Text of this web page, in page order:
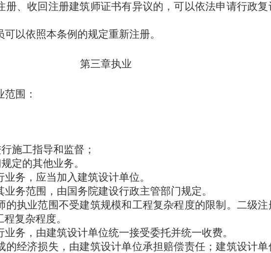
册、收回注册建筑师证书有异议的，可以依法申请行政
以依照本条例的规定重新注册。
第三章执业
围：
施工指导和监督；
定的其他业务。
务，应当加入建筑设计单位。
务范围，由国务院建设行政主管部门规定。
的执业范围不受建筑规模和工程复杂程度的限制。二级
复杂程度。
务，由建筑设计单位统一接受委托并统一收费。
的经济损失，由建筑设计单位承担赔偿责任；建筑设计